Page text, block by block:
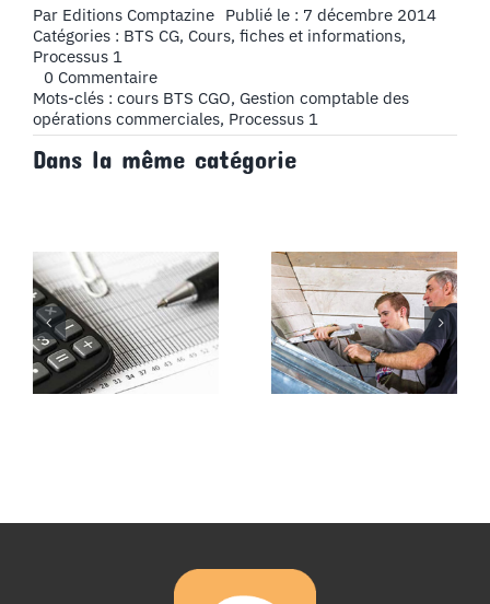
Par Editions Comptazine Publié le : 7 décembre 2014
Catégories : BTS CG, Cours, fiches et informations,
Processus 1
0 Commentaireon
Suivi
des
travaux
grâce
commerciale
–
Cours
BTS
CGO
Mots-clés : cours BTS CGO, Gestion comptable des
opérations commerciales, Processus 1
Dans la même catégorie
Les soldes
intermédiaires
de gestion
Déroulement
d’un stage